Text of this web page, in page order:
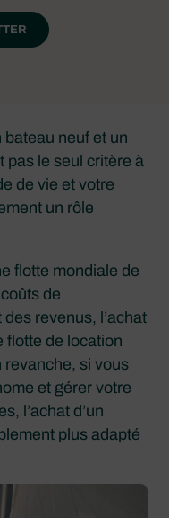
neuf et un
pas le seul critère à
de vie et votre
un rôle
flotte mondiale de
de
revenus, l’achat
flotte de location
revanche, si vous
et gérer votre
l’achat d’un
plus adapté